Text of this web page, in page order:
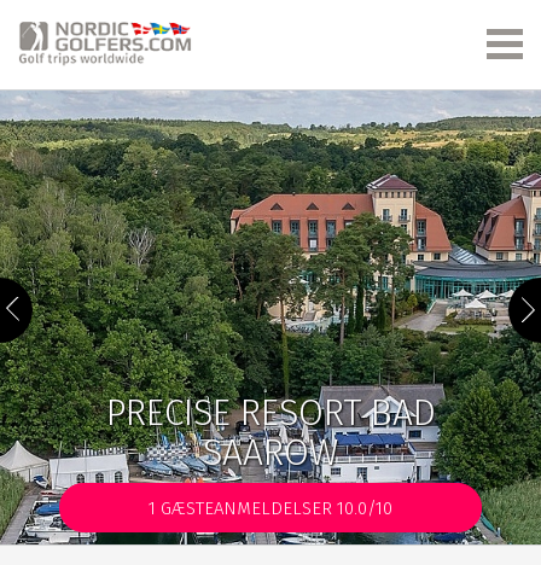
PRECISE RESORT BAD
SAAROW
1 GÆSTEANMELDELSER 10.0/10